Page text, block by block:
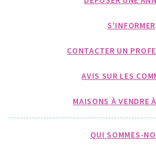
S'INFORMER
CONTACTER UN
AVIS SUR LES
MAISONS À VENDRE
QUI SOMMES-